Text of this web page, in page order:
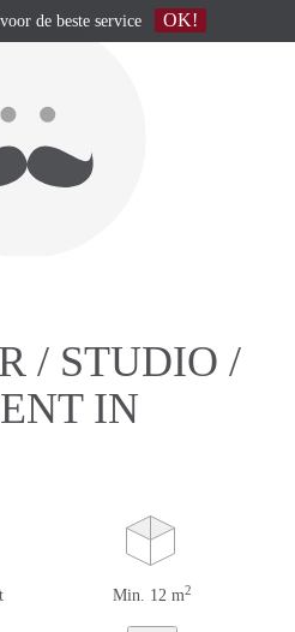
/ STUDIO /
IN
Min. 12 m2
voor de beste service OK!